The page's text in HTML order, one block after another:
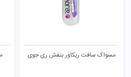
مسواک سافت ریکاور بنفش ری جوی